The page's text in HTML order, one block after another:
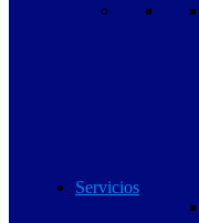
Servicios